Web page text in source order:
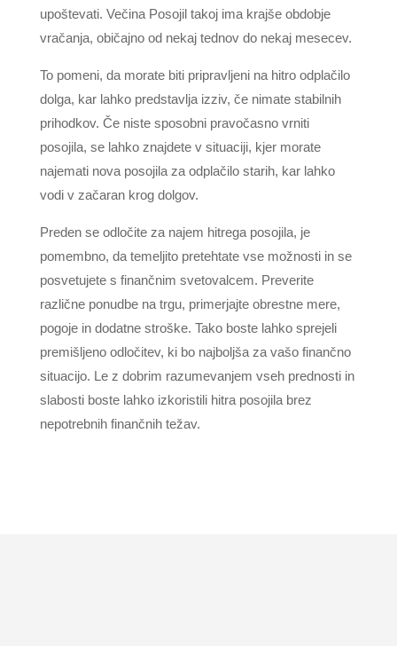
upoštevati. Večina Posojil takoj ima krajše obdobje
vračanja, običajno od nekaj tednov do nekaj mesecev.
To pomeni, da morate biti pripravljeni na hitro odplačilo
dolga, kar lahko predstavlja izziv, če nimate stabilnih
prihodkov. Če niste sposobni pravočasno vrniti
posojila, se lahko znajdete v situaciji, kjer morate
najemati nova posojila za odplačilo starih, kar lahko
vodi v začaran krog dolgov.
Preden se odločite za najem hitrega posojila, je
pomembno, da temeljito pretehtate vse možnosti in se
posvetujete s finančnim svetovalcem. Preverite
različne ponudbe na trgu, primerjajte obrestne mere,
pogoje in dodatne stroške. Tako boste lahko sprejeli
premišljeno odločitev, ki bo najboljša za vašo finančno
situacijo. Le z dobrim razumevanjem vseh prednosti in
slabosti boste lahko izkoristili hitra posojila brez
nepotrebnih finančnih težav.